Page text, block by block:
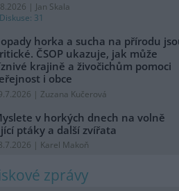
| Jan Skala
Diskuse: 31
horka a sucha na přírodu
ČSOP ukazuje, jak může
krajině a živočichům pomoci
i obce
| Zuzana Kučerová
v horkých dnech na volně
ptáky a další zvířata
| Karel Makoň
zprávy